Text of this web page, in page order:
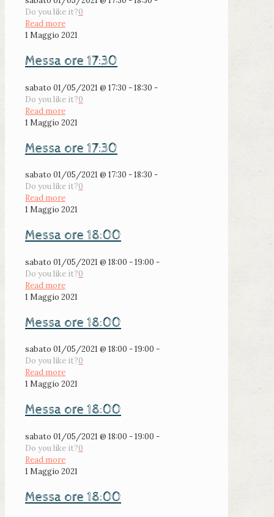
Do you like it?0
Read more
1 Maggio 2021
Messa ore 17:30
sabato 01/05/2021 @ 17:30 - 18:30 -
Do you like it?0
Read more
1 Maggio 2021
Messa ore 17:30
sabato 01/05/2021 @ 17:30 - 18:30 -
Do you like it?0
Read more
1 Maggio 2021
Messa ore 18:00
sabato 01/05/2021 @ 18:00 - 19:00 -
Do you like it?0
Read more
1 Maggio 2021
Messa ore 18:00
sabato 01/05/2021 @ 18:00 - 19:00 -
Do you like it?0
Read more
1 Maggio 2021
Messa ore 18:00
sabato 01/05/2021 @ 18:00 - 19:00 -
Do you like it?0
Read more
1 Maggio 2021
Messa ore 18:00